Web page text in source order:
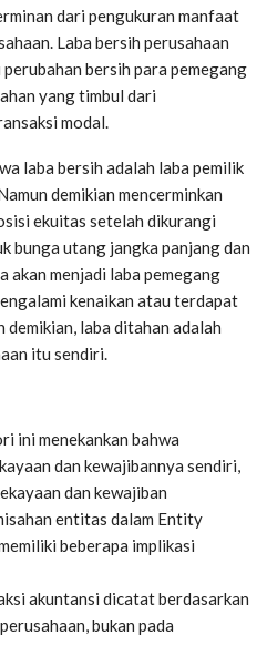
dari pengukuran manfaat
Laba bersih perusahaan
bersih para pemegang
yang timbul dari
modal.
laba bersih adalah laba pemilik
demikian mencerminkan
ekuitas setelah dikurangi
bunga utang jangka panjang dan
akan menjadi laba pemegang
kenaikan atau terdapat
demikian, laba ditahan adalah
itu sendiri.
ini menekankan bahwa
dan kewajibannya sendiri,
dan kewajiban
entitas dalam Entity
beberapa implikasi
akuntansi dicatat berdasarkan
bukan pada